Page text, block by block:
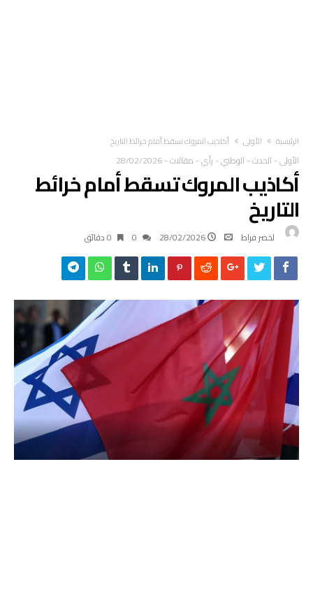
‫الرئيسية‬ الأولى أكاذيب المروك تسقط أمام خرائط التاريخ
الأولى- الحدث- الوطني- رأي- مقالات-
28/02/2026
أكاذيب المروك تسقط أمام خرائط
التاريخ
لخضر فراط 28/02/2026 0 ‫دقائق‬